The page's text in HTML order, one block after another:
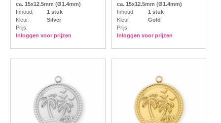
ca. 15x12.5mm (Ø1.4mm)
Inhoud:
1 stuk
Kleur:
Silver
Prijs:
Inloggen voor prijzen
ca. 15x12.5mm (Ø1.4mm)
Inhoud:
1 stuk
Kleur:
Gold
Prijs:
Inloggen voor prijzen